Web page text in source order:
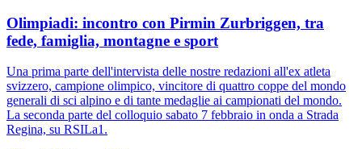
Olimpiadi: incontro con Pirmin Zurbriggen, tra
fede, famiglia, montagne e sport
Una prima parte dell'intervista delle nostre redazioni all'ex atleta
svizzero, campione olimpico, vincitore di quattro coppe del mondo
generali di sci alpino e di tante medaglie ai campionati del mondo.
La seconda parte del colloquio sabato 7 febbraio in onda a Strada
Regina, su RSILa1.